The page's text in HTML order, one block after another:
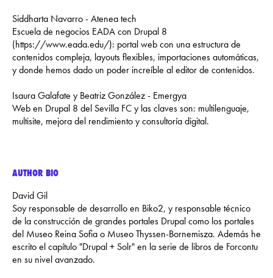
Siddharta Navarro - Atenea tech
Escuela de negocios EADA con Drupal 8
(https://www.eada.edu/): portal web con una estructura de
contenidos compleja, layouts flexibles, importaciones automáticas,
y donde hemos dado un poder increíble al editor de contenidos.
Isaura Galafate y Beatriz González - Emergya
Web en Drupal 8 del Sevilla FC y las claves son: multilenguaje,
multisite, mejora del rendimiento y consultoría digital.
AUTHOR BIO
David Gil
Soy responsable de desarrollo en Biko2, y responsable técnico
de la construcción de grandes portales Drupal como los portales
del Museo Reina Sofia o Museo Thyssen-Bornemisza. Además he
escrito el capítulo "Drupal + Solr" en la serie de libros de Forcontu
en su nivel avanzado.